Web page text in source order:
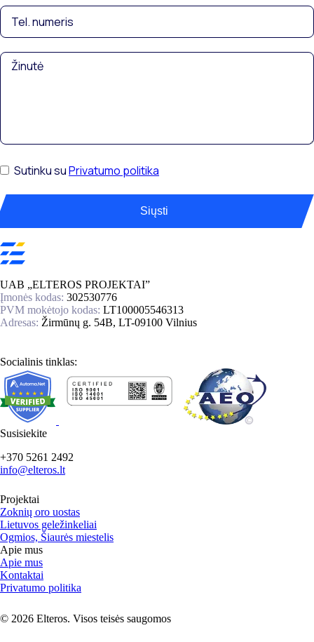
Sutinku suPrivatumo politika
Siųsti
UAB „ELTEROS PROJEKTAI”
Įmonės kodas: 302530776
PVM mokėtojo kodas: LT100005546313
Adresas: Žirmūnų g. 54B, LT-09100 Vilnius
Socialinis tinklas:
Susisiekite
+370 5261 2492
info@elteros.lt
Projektai
Zoknių oro uostas
Lietuvos geležinkeliai
Ogmios, Šiaurės miestelis
Apie mus
Apie mus
Kontaktai
Privatumo politika
© 2026 Elteros. Visos teisės saugomos